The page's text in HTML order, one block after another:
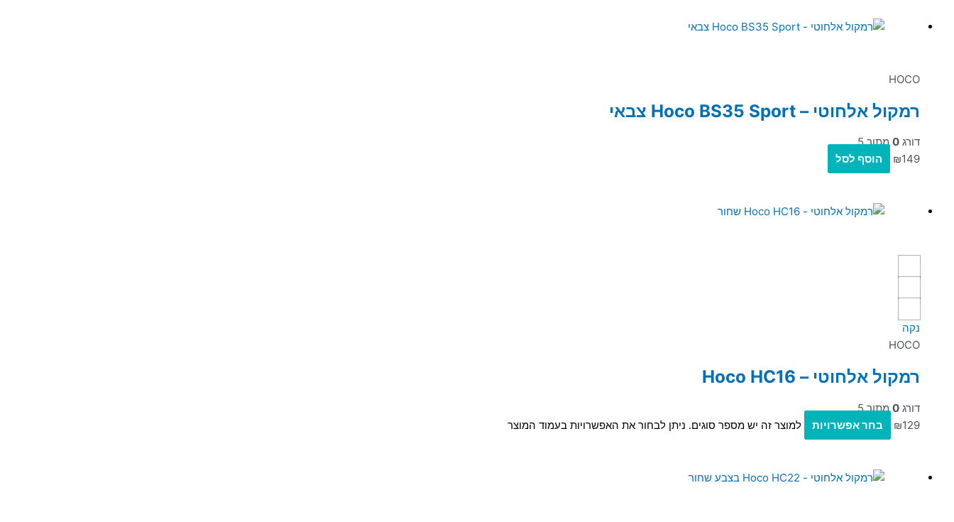
HOCO
רמקול אלחוטי – Hoco BS35 Sport צבאי
דורג 0מתוך 5
₪149 הוסף לסל
נקה
HOCO
רמקול אלחוטי – Hoco HC16
דורג 0מתוך 5
₪129 בחר אפשרויות למוצר זה יש מספר סוגים. ניתן לבחור את האפשרויות בעמוד המוצר